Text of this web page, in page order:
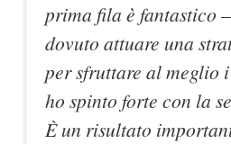
prima fila è fantastico
dovuto attuare una
per sfruttare al meglio
ho spinto forte con la
È un risultato